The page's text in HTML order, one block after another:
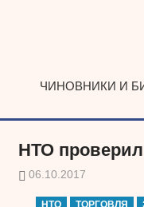
ЧИНОВНИКИ И
НТО
06.10.2017
НТО ТОРГОВЛЯ